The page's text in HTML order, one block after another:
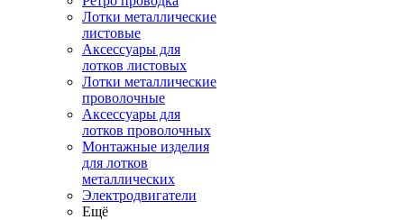
Лотки металлические
листовые
Аксессуары для
лотков листовых
Лотки металлические
проволочные
Аксессуары для
лотков проволочных
Монтажные изделия
для лотков
металлических
Электродвигатели
Ещё